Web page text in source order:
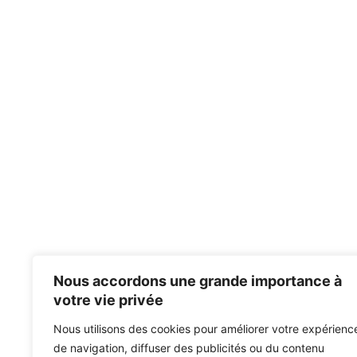
Nous accordons une grande importance à
votre vie privée
Nous utilisons des cookies pour améliorer votre
de navigation, diffuser des publicités ou du contenu